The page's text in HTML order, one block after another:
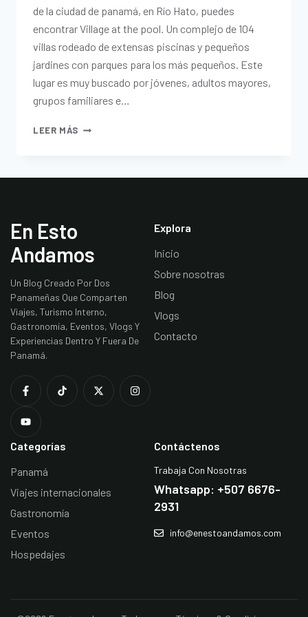
de la ciudad de panamá, en Río Hato, puedes
encontrar Village at the pool. Un complejo de 104
villas rodeado de extensas piscinas y pequeños
jardines con parques para los más pequeños. Este
lugar es muy buscado por jóvenes, adultos mayores,
grupos familiares e…
LEER MÁS
En Esto
Andamos
Un Blog Creado Por Dos
Panameñas Que Comparten
Viajes, Turismo Interno,
Gastronomía, Eventos, Vlogs Y
Experiencias Dentro Y Fuera De
Panamá.
Explora
Inicio
Sobre nosotras
Blog
Vlogs
Contacto
Categorías
Panamá
Viajes internacionales
Gastronomía
Eventos
Hospedajes
Contáctenos
Trabaja Con Nosotras
Whatsapp: +507 6676-
2931
info@enestoandamos.com